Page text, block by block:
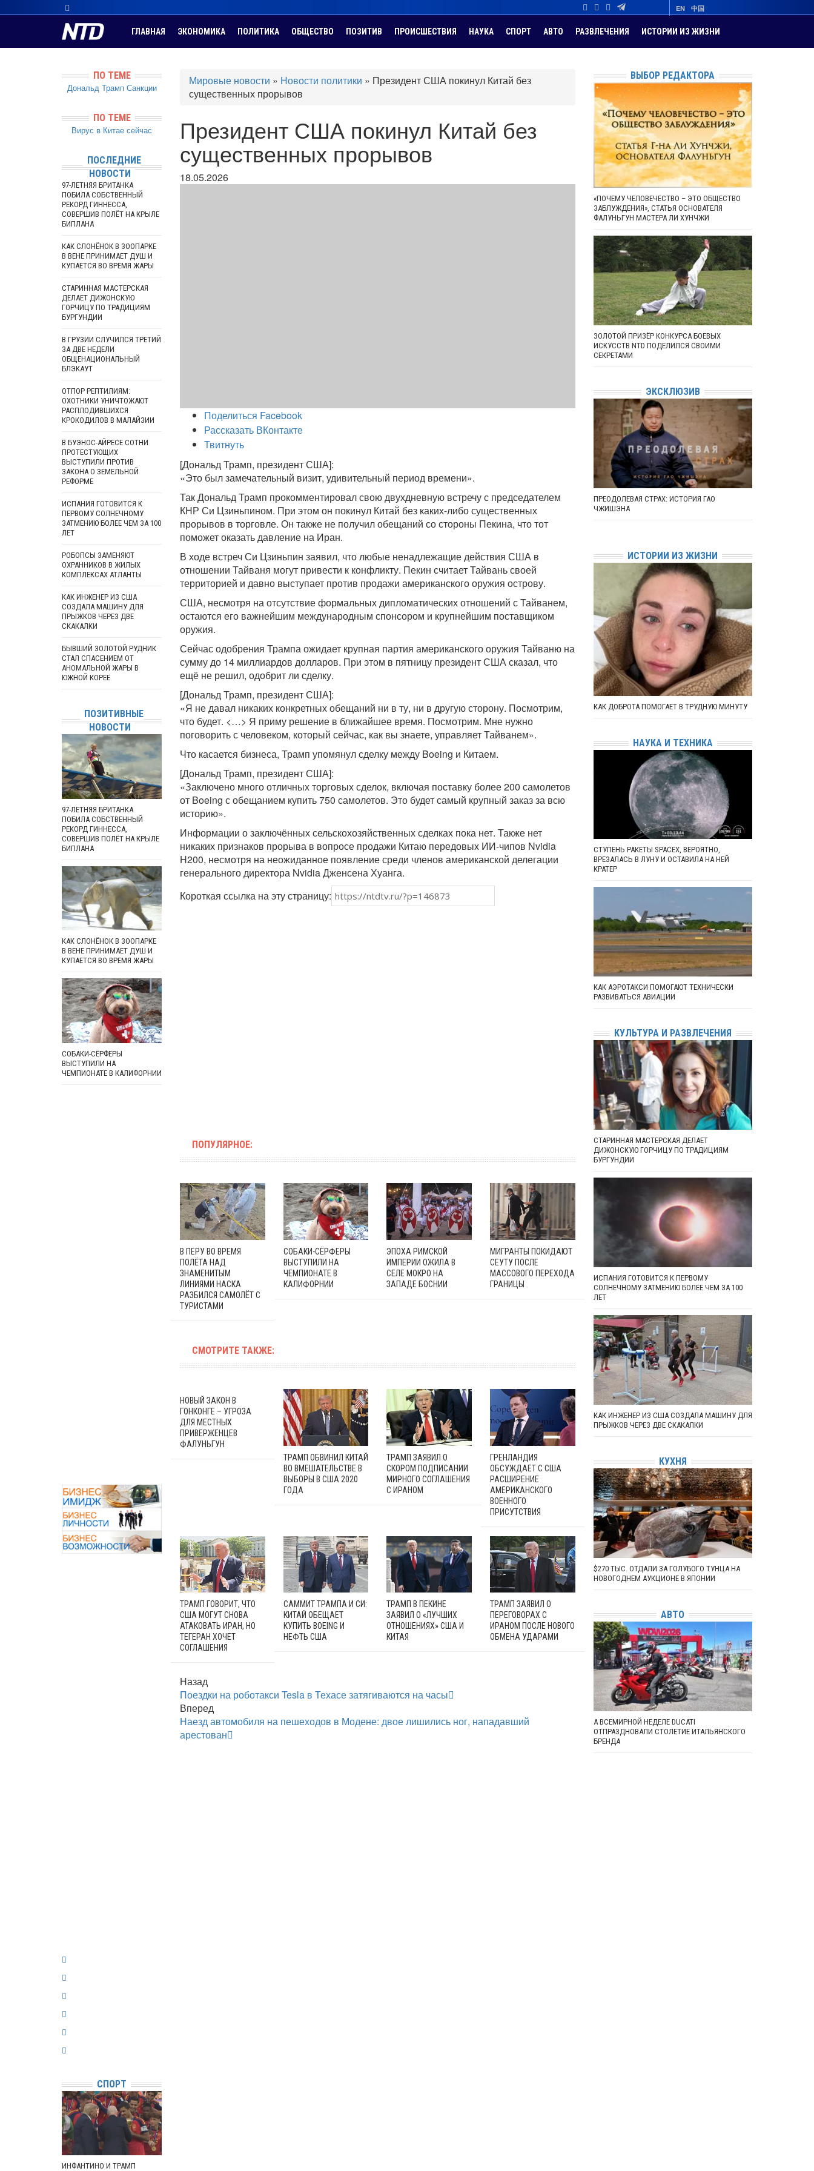
EN 中国
ГЛАВНАЯ ЭКОНОМИКА ПОЛИТИКА ОБЩЕСТВО ПОЗИТИВ ПРОИСШЕСТВИЯ НАУКА СПОРТ АВТО РАЗВЛЕЧЕНИЯ ИСТОРИИ ИЗ ЖИЗНИ
Мировые новости » Новости политики » Президент США покинул Китай без
существенных прорывов
Президент США покинул Китай без
существенных прорывов
18.05.2026
Поделиться Facebook
Рассказать ВКонтакте
Твитнуть
[Дональд Трамп, президент США]:
«Это был замечательный визит, удивительный период времени».
Так Дональд Трамп прокомментировал свою двухдневную встречу с председателем
КНР Си Цзиньпином. При этом он покинул Китай без каких-либо существенных
прорывов в торговле. Он также не получил обещаний со стороны Пекина, что тот
поможет оказать давление на Иран.
В ходе встреч Си Цзиньпин заявил, что любые ненадлежащие действия США в
отношении Тайваня могут привести к конфликту. Пекин считает Тайвань своей
территорией и давно выступает против продажи американского оружия острову.
США, несмотря на отсутствие формальных дипломатических отношений с Тайванем,
остаются его важнейшим международным спонсором и крупнейшим поставщиком
оружия.
Сейчас одобрения Трампа ожидает крупная партия американского оружия Тайваню на
сумму до 14 миллиардов долларов. При этом в пятницу президент США сказал, что
ещё не решил, одобрит ли сделку.
[Дональд Трамп, президент США]:
«Я не давал никаких конкретных обещаний ни в ту, ни в другую сторону. Посмотрим,
что будет. <…> Я приму решение в ближайшее время. Посмотрим. Мне нужно
поговорить с человеком, который сейчас, как вы знаете, управляет Тайванем».
Что касается бизнеса, Трамп упомянул сделку между Boeing и Китаем.
[Дональд Трамп, президент США]:
«Заключено много отличных торговых сделок, включая поставку более 200 самолетов
от Boeing с обещанием купить 750 самолетов. Это будет самый крупный заказ за всю
историю».
Информации о заключённых сельскохозяйственных сделках пока нет. Также нет
никаких признаков прорыва в вопросе продажи Китаю передовых ИИ-чипов Nvidia
H200, несмотря на неожиданное появление среди членов американской делегации
генерального директора Nvidia Дженсена Хуанга.
Короткая ссылка на эту страницу:
ПОПУЛЯРНОЕ:
В ПЕРУ ВО ВРЕМЯ
ПОЛЁТА НАД
ЗНАМЕНИТЫМ
ЛИНИЯМИ НАСКА
РАЗБИЛСЯ САМОЛЁТ С
ТУРИСТАМИ
СОБАКИ-СЁРФЕРЫ
ВЫСТУПИЛИ НА
ЧЕМПИОНАТЕ В
КАЛИФОРНИИ
ЭПОХА РИМСКОЙ
ИМПЕРИИ ОЖИЛА В
СЕЛЕ МОКРО НА
ЗАПАДЕ БОСНИИ
МИГРАНТЫ ПОКИДАЮТ
СЕУТУ ПОСЛЕ
МАССОВОГО ПЕРЕХОДА
ГРАНИЦЫ
СМОТРИТЕ ТАКЖЕ:
НОВЫЙ ЗАКОН В
ГОНКОНГЕ – УГРОЗА
ДЛЯ МЕСТНЫХ
ПРИВЕРЖЕНЦЕВ
ФАЛУНЬГУН
ТРАМП ОБВИНИЛ КИТАЙ
ВО ВМЕШАТЕЛЬСТВЕ В
ВЫБОРЫ В США 2020
ГОДА
ТРАМП ЗАЯВИЛ О
СКОРОМ ПОДПИСАНИИ
МИРНОГО СОГЛАШЕНИЯ
С ИРАНОМ
ГРЕНЛАНДИЯ
ОБСУЖДАЕТ С США
РАСШИРЕНИЕ
АМЕРИКАНСКОГО
ВОЕННОГО
ПРИСУТСТВИЯ
ТРАМП ГОВОРИТ, ЧТО
США МОГУТ СНОВА
АТАКОВАТЬ ИРАН, НО
ТЕГЕРАН ХОЧЕТ
СОГЛАШЕНИЯ
САММИТ ТРАМПА И СИ:
КИТАЙ ОБЕЩАЕТ
КУПИТЬ BOEING И
НЕФТЬ США
ТРАМП В ПЕКИНЕ
ЗАЯВИЛ О «ЛУЧШИХ
ОТНОШЕНИЯХ» США И
КИТАЯ
ТРАМП ЗАЯВИЛ О
ПЕРЕГОВОРАХ С
ИРАНОМ ПОСЛЕ НОВОГО
ОБМЕНА УДАРАМИ
Назад
Поездки на роботакси Tesla в Техасе затягиваются на часы
Вперед
Наезд автомобиля на пешеходов в Модене: двое лишились ног, нападавший
арестован
ПО ТЕМЕ
Дональд Трамп Санкции
ПО ТЕМЕ
Вирус в Китае сейчас
ПОСЛЕДНИЕ
НОВОСТИ
97-ЛЕТНЯЯ БРИТАНКА
ПОБИЛА СОБСТВЕННЫЙ
РЕКОРД ГИННЕССА,
СОВЕРШИВ ПОЛЁТ НА КРЫЛЕ
БИПЛАНА
КАК СЛОНЁНОК В ЗООПАРКЕ
В ВЕНЕ ПРИНИМАЕТ ДУШ И
КУПАЕТСЯ ВО ВРЕМЯ ЖАРЫ
СТАРИННАЯ МАСТЕРСКАЯ
ДЕЛАЕТ ДИЖОНСКУЮ
ГОРЧИЦУ ПО ТРАДИЦИЯМ
БУРГУНДИИ
В ГРУЗИИ СЛУЧИЛСЯ ТРЕТИЙ
ЗА ДВЕ НЕДЕЛИ
ОБЩЕНАЦИОНАЛЬНЫЙ
БЛЭКАУТ
ОТПОР РЕПТИЛИЯМ:
ОХОТНИКИ УНИЧТОЖАЮТ
РАСПЛОДИВШИХСЯ
КРОКОДИЛОВ В МАЛАЙЗИИ
В БУЭНОС-АЙРЕСЕ СОТНИ
ПРОТЕСТУЮЩИХ
ВЫСТУПИЛИ ПРОТИВ
ЗАКОНА О ЗЕМЕЛЬНОЙ
РЕФОРМЕ
ИСПАНИЯ ГОТОВИТСЯ К
ПЕРВОМУ СОЛНЕЧНОМУ
ЗАТМЕНИЮ БОЛЕЕ ЧЕМ ЗА 100
ЛЕТ
РОБОПСЫ ЗАМЕНЯЮТ
ОХРАННИКОВ В ЖИЛЫХ
КОМПЛЕКСАХ АТЛАНТЫ
КАК ИНЖЕНЕР ИЗ США
СОЗДАЛА МАШИНУ ДЛЯ
ПРЫЖКОВ ЧЕРЕЗ ДВЕ
СКАКАЛКИ
БЫВШИЙ ЗОЛОТОЙ РУДНИК
СТАЛ СПАСЕНИЕМ ОТ
АНОМАЛЬНОЙ ЖАРЫ В
ЮЖНОЙ КОРЕЕ
ПОЗИТИВНЫЕ
НОВОСТИ
97-ЛЕТНЯЯ БРИТАНКА
ПОБИЛА СОБСТВЕННЫЙ
РЕКОРД ГИННЕССА,
СОВЕРШИВ ПОЛЁТ НА КРЫЛЕ
БИПЛАНА
КАК СЛОНЁНОК В ЗООПАРКЕ
В ВЕНЕ ПРИНИМАЕТ ДУШ И
КУПАЕТСЯ ВО ВРЕМЯ ЖАРЫ
СОБАКИ-СЁРФЕРЫ
ВЫСТУПИЛИ НА
ЧЕМПИОНАТЕ В КАЛИФОРНИИ
СПОРТ
ИНФАНТИНО И ТРАМП
ВЫБОР РЕДАКТОРА
«ПОЧЕМУ ЧЕЛОВЕЧЕСТВО – ЭТО ОБЩЕСТВО
ЗАБЛУЖДЕНИЯ», СТАТЬЯ ОСНОВАТЕЛЯ
ФАЛУНЬГУН МАСТЕРА ЛИ ХУНЧЖИ
ЗОЛОТОЙ ПРИЗЁР КОНКУРСА БОЕВЫХ
ИСКУССТВ NTD ПОДЕЛИЛСЯ СВОИМИ
СЕКРЕТАМИ
ЭКСКЛЮЗИВ
ПРЕОДОЛЕВАЯ СТРАХ: ИСТОРИЯ ГАО
ЧЖИШЭНА
ИСТОРИИ ИЗ ЖИЗНИ
КАК ДОБРОТА ПОМОГАЕТ В ТРУДНУЮ МИНУТУ
НАУКА И ТЕХНИКА
СТУПЕНЬ РАКЕТЫ SPACEX, ВЕРОЯТНО,
ВРЕЗАЛАСЬ В ЛУНУ И ОСТАВИЛА НА НЕЙ
КРАТЕР
КАК АЭРОТАКСИ ПОМОГАЮТ ТЕХНИЧЕСКИ
РАЗВИВАТЬСЯ АВИАЦИИ
КУЛЬТУРА И РАЗВЛЕЧЕНИЯ
СТАРИННАЯ МАСТЕРСКАЯ ДЕЛАЕТ
ДИЖОНСКУЮ ГОРЧИЦУ ПО ТРАДИЦИЯМ
БУРГУНДИИ
ИСПАНИЯ ГОТОВИТСЯ К ПЕРВОМУ
СОЛНЕЧНОМУ ЗАТМЕНИЮ БОЛЕЕ ЧЕМ ЗА 100
ЛЕТ
КАК ИНЖЕНЕР ИЗ США СОЗДАЛА МАШИНУ ДЛЯ
ПРЫЖКОВ ЧЕРЕЗ ДВЕ СКАКАЛКИ
КУХНЯ
$270 ТЫС. ОТДАЛИ ЗА ГОЛУБОГО ТУНЦА НА
НОВОГОДНЕМ АУКЦИОНЕ В ЯПОНИИ
АВТО
А ВСЕМИРНОЙ НЕДЕЛЕ DUCATI
ОТПРАЗДНОВАЛИ СТОЛЕТИЕ ИТАЛЬЯНСКОГО
БРЕНДА